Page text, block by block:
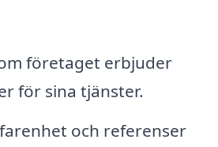
företaget erbjuder
för sina tjänster.
och referenser